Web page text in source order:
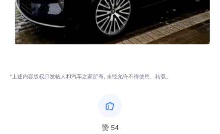
*上述内容版权归发帖人和汽车之家所有, 未经允许不得使用、转载。
赞 54